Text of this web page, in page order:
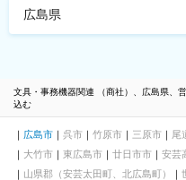
広島県
文具・事務機器関連 （商社）、広島県、
込む
広島市 呉市 竹原市 三原市 尾
大竹市
東広島市 廿日市市 安芸
山県郡（安芸太田町、北広島町）